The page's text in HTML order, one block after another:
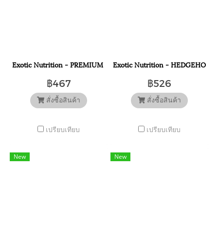
Exotic Nutrition - PREMIUM INSECTIVORE DIET 1.25 LB. อาห
฿467
สั่งซื้อสินค้า
เปรียบเทียบ
Exotic Nutrition - HEDGEHOG
฿526
สั่งซื้อสินค้า
เปรียบเทียบ
New New